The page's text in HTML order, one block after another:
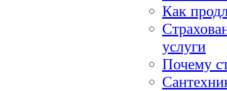
Как
услуги
Почему